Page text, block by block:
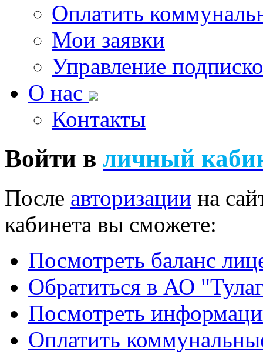
Оплатить
Мои заявки
Управление
О нас
Контакты
Войти в личный
После авторизации на
кабинета вы сможете:
Посмотреть баланс
Обратиться в АО
Посмотреть
Оплатить